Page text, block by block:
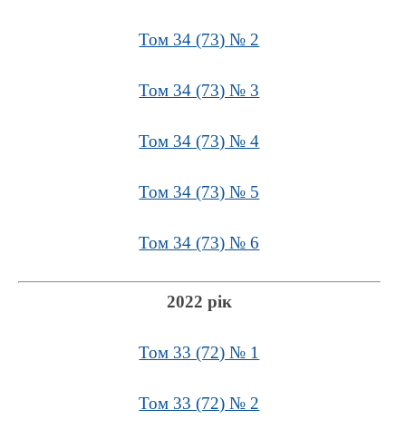
Том 34 (73) № 2
Том 34 (73) № 3
Том 34 (73) № 4
Том 34 (73) № 5
Том 34 (73) № 6
2022 рік
Том 33 (72) № 1
Том 33 (72) № 2